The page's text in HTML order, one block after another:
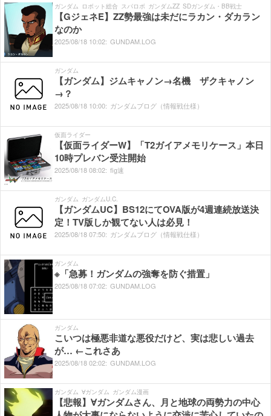
ガンダム ロボット総合 スパロボ ガンダムZZ SDガンダム・BB戦士
【GジェネE】ZZ勢最強は未だにラカン・ダカラン
なのか
2025/08/18 10:02: GUNDAM.LOG
ガンダム
【ガンダム】ジムキャノン→名機 ザクキャノン
→？
2025/08/18 10:00: ガンダムブログ（情報戦仕様）
仮面ライダー
【仮面ライダーW】「T2ガイアメモリケース」本日
10時プレバン受注開始
2025/08/1808:02: fig速
ガンダム ガンダムU.C.
【ガンダムUC】BS12にてOVA版が4週連続放送決
定！TV版しか観てない人は必見！
2025/08/1807:50: ガンダムブログ（情報戦仕様）
ガンダム
※「急募！ガンダムの強奪を防ぐ措置」
2025/08/1807:02: GUNDAM.LOG
ガンダム
こいつは極悪非道な悪役だけど、実は悲しい過去
が… ←これさあ
2025/08/1802:02: GUNDAM.LOG
ガンダム ∀ガンダム ガンダム漫画
【悲報】∀ガンダムさん、月と地球の両勢力の中心